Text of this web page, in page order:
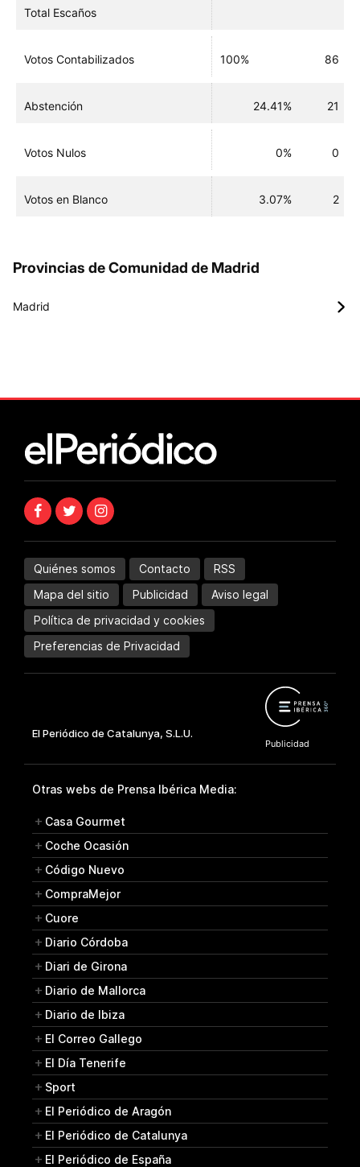
Total Escaños
Votos Contabilizados 100% 86
Abstención 24.41% 21
Votos Nulos 0% 0
Votos en Blanco 3.07% 2
Provincias de Comunidad de Madrid
Madrid
Quiénes somos Contacto
RSS
Mapa del sitio
Publicidad
Aviso legal
Política de privacidad y cookies
Preferencias de Privacidad
Otras webs de Prensa Ibérica Media:
Casa Gourmet
Coche Ocasión
Código Nuevo
CompraMejor
Cuore
Diario Córdoba
Diari de Girona
Diario de Mallorca
Diario de Ibiza
El Correo Gallego
El Día Tenerife
Sport
El Periódico de Aragón
El Periódico de Catalunya
El Periódico de España